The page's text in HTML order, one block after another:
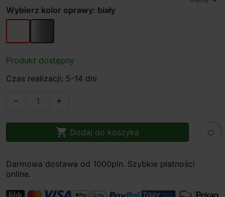
Wybierz kolor oprawy: biały
biały chrom
Produkt dostępny
Czas realizacji: 5-14 dni
 
 Dodaj do koszyka favorite_border
Darmowa dostawa od 1000pln. Szybkie płatności
online.